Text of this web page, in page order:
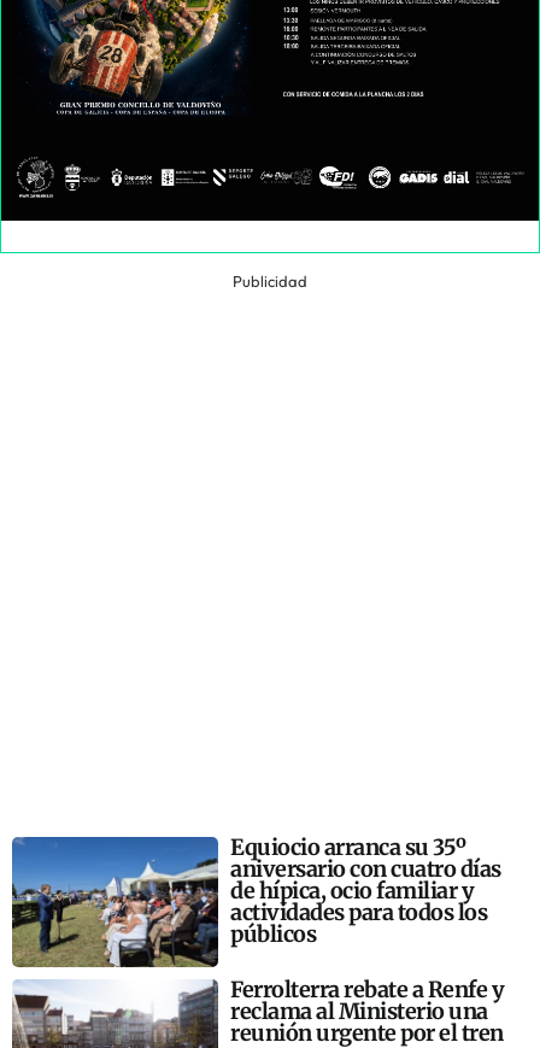
Publicidad
Equiocio arranca su 35º
aniversario con cuatro días
de hípica, ocio familiar y
actividades para todos los
públicos
Ferrolterra rebate a Renfe y
reclama al Ministerio una
reunión urgente por el tren